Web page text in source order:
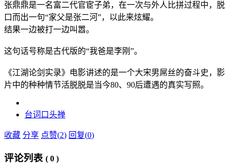
张鼎鼎是一名富二代官宦子弟，在一次与外人比拼过程中，脱
口而出一句“家父是张二河”，以此来炫耀。
结果一边被打一边叫嚣。
这句话号称是古代版的“我爸是李刚”。
《江湖论剑实录》电影讲述的是一个大宋男屌丝的奋斗史，影
片中的种种情节活脱脱是当今80、90后遭遇的真实写照。
台词 口头禅
收藏 分享 点赞(2) 回复(0)
评论列表 ( 0 )